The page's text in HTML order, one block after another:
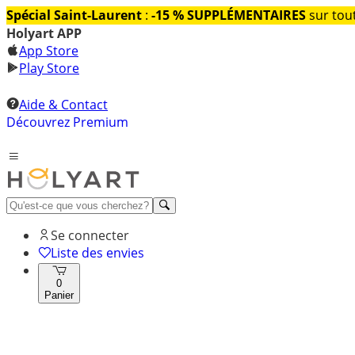
Spécial Saint-Laurent : -15 % SUPPLÉMENTAIRESsur
Holyart APP
App Store
Play Store
Aide & Contact
Découvrez Premium
Se connecter
Liste des envies
0
Panier